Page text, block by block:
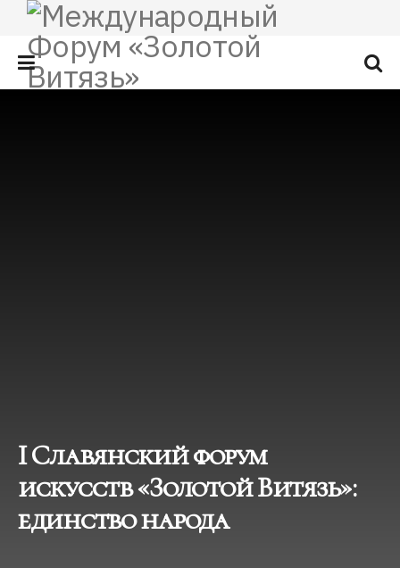
I Славянский форум
искусств «Золотой Витязь»:
единство народа